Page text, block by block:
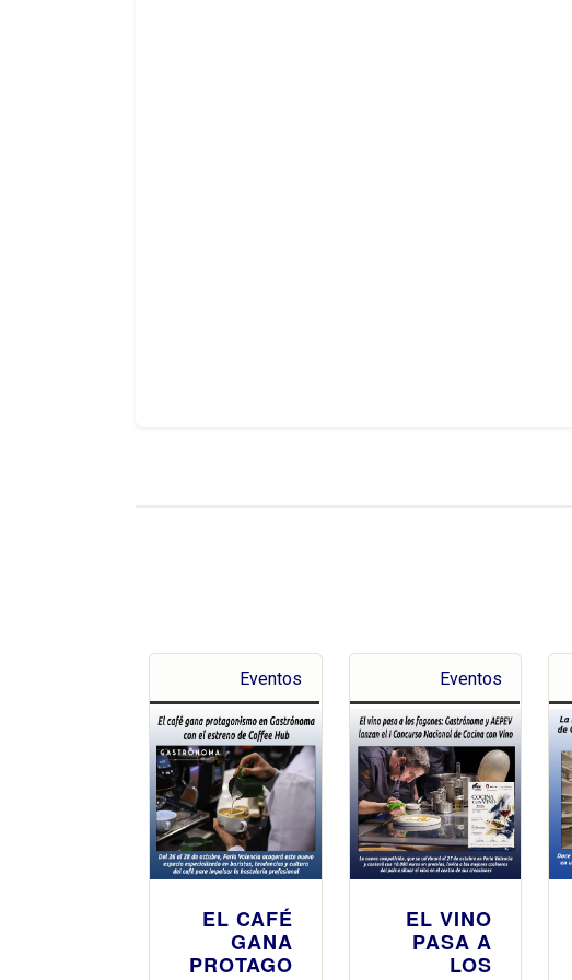
Eventos
EL CAFÉ
GANA
PROTAGO
Eventos
EL VINO
PASA A
LOS